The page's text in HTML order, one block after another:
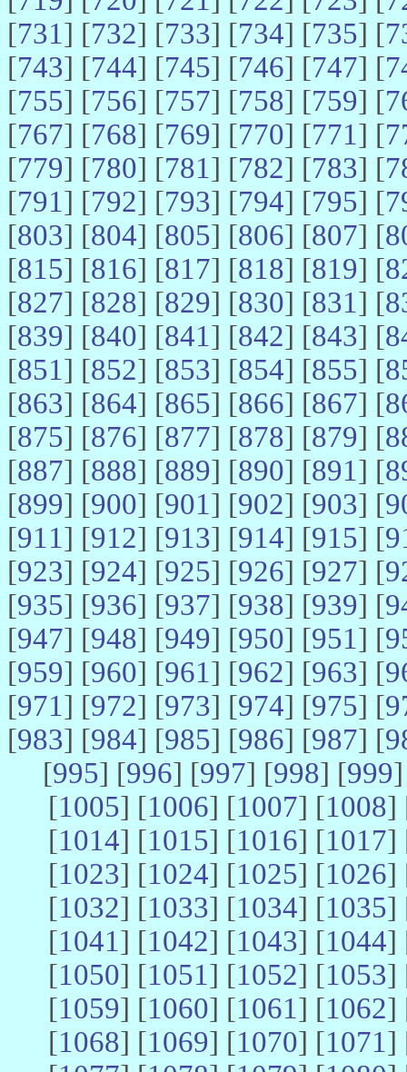
[731] [732] [733] [734] [735] [
[743] [744] [745] [746] [747] [
[755] [756] [757] [758] [759] [
[767] [768] [769] [770] [771] [
[779] [780] [781] [782] [783] [
[791] [792] [793] [794] [795] [
[803] [804] [805] [806] [807] [
[815] [816] [817] [818] [819] [
[827] [828] [829] [830] [831] [
[839] [840] [841] [842] [843] [
[851] [852] [853] [854] [855] [
[863] [864] [865] [866] [867] [
[875] [876] [877] [878] [879] [
[887] [888] [889] [890] [891] [
[899] [900] [901] [902] [903] [
[911] [912] [913] [914] [915] [
[923] [924] [925] [926] [927] [
[935] [936] [937] [938] [939] [
[947] [948] [949] [950] [951] [
[959] [960] [961] [962] [963] [
[971] [972] [973] [974] [975] [
[983] [984] [985] [986] [987] [
[995] [996] [997] [998] [999
[1005] [1006] [1007] [1008]
[1014] [1015] [1016] [1017]
[1023] [1024] [1025] [1026]
[1032] [1033] [1034] [1035]
[1041] [1042] [1043] [1044]
[1050] [1051] [1052] [1053]
[1059] [1060] [1061] [1062]
[1068] [1069] [1070] [1071]